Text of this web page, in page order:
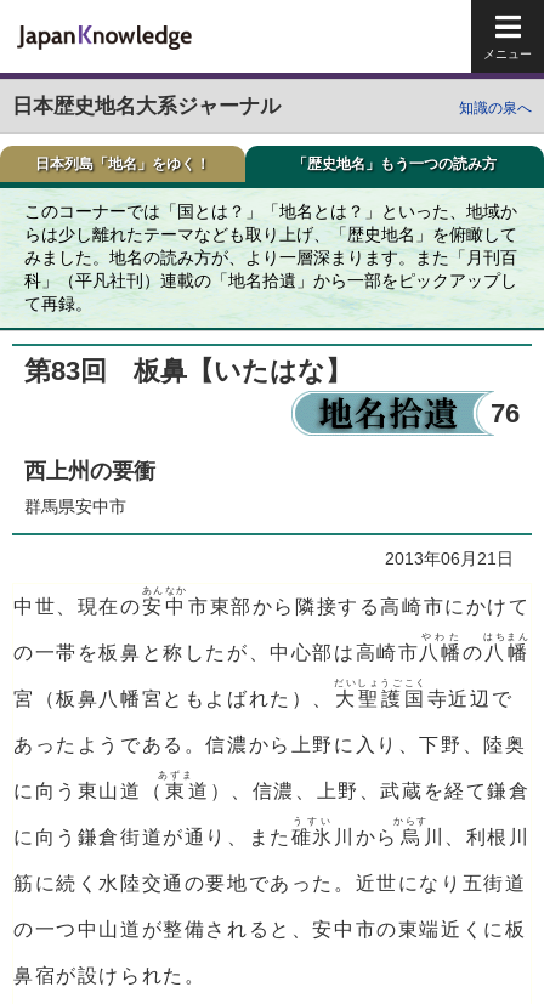
日本歴史地名大系ジャーナル 知識の泉へ
日本列島「地名」をゆく！ 「歴史地名」もう一つの読み方
このコーナーでは「国とは？」「地名とは？」といった、地域か
らは少し離れたテーマなども取り上げ、「歴史地名」を俯瞰して
みました。地名の読み方が、より一層深まります。また「月刊百
科」（平凡社刊）連載の「地名拾遺」から一部をピックアップし
て再録。
第83回 板鼻 【いたはな】
76
西上州の要衝
群馬県安中市
2013年06月21日
中世、現在の安中
あんなか
市東部から隣接する高崎市にかけて
の一帯を板鼻と称したが、中心部は高崎市八幡
やわた
の 八幡
はちまん
宮（板鼻八幡宮ともよばれた）、 大聖護国
だいしょうごこく
寺近辺で
あったようである。信濃から上野に入り、下野、陸奥
に向う東山道（ 東
あずま
道）、信濃、上野、武蔵を経て鎌倉
に向う鎌倉街道が通り、また 碓氷
うすい
川から 烏
からす
川、利根川
筋に続く水陸交通の要地であった。近世になり五街道
の一つ中山道が整備されると、安中市の東端近くに板
鼻宿が設けられた。